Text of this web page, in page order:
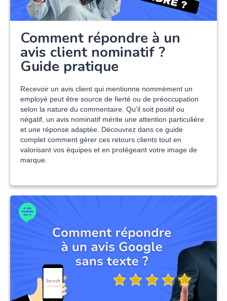
Comment répondre à un
avis client nominatif ?
Guide pratique
Recevoir un avis client qui mentionne nommément un
employé peut être source de fierté ou de préoccupation
selon la nature du commentaire. Qu'il soit positif ou
négatif, un avis nominatif mérite une attention particulière
et une réponse adaptée. Découvrez dans ce guide
complet comment gérer ces retours clients tout en
valorisant vos équipes et en protégeant votre image de
marque.